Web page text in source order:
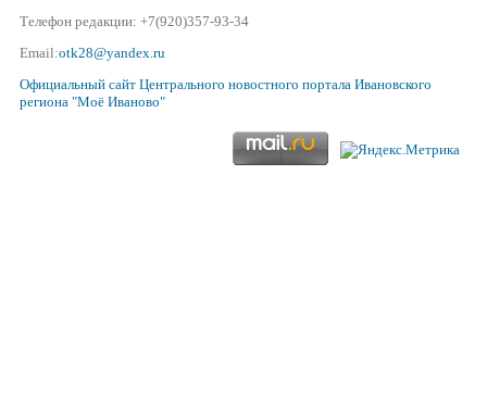
Телефон редакции: +7(920)357-93-34
Email:otk28@yandex.ru
Официальный сайт Центрального новостного портала Ивановского
региона "Моё Иваново"